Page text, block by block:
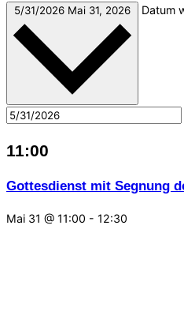
5/31/2026 Mai 31, 2026 Datum
11:00
Gottesdienst mit Segnung
Mai 31 @ 11:00 - 12:30